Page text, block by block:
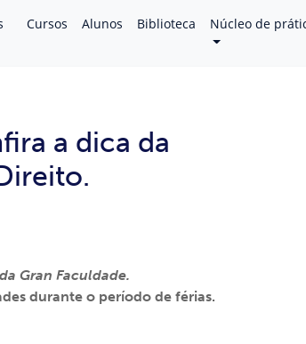
Cursos Alunos Biblioteca Núcleo de
a dica da
Gran Faculdade.
durante o período de férias.